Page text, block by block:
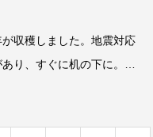
収穫しました。地震対応
り、すぐに机の下に。中